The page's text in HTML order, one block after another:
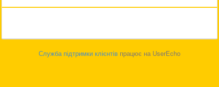
Служба підтримки клієнтів працює на UserEcho